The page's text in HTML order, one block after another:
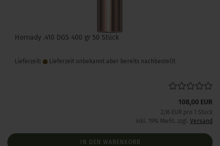
Hornady .410 DGS 400 gr 50 Stück
Lieferzeit: Lieferzeit unbekannt aber bereits nachbestellt
108,00 EUR
2,16 EUR pro 1 Stück
inkl. 19% MwSt. zzgl. Versand
IN DEN WARENKORB